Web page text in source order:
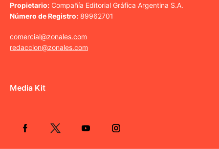
Propietario: Compañía Editorial Gráfica Argentina S.A.
Número de Registro: 89962701
comercial@zonales.com
redaccion@zonales.com
Media Kit